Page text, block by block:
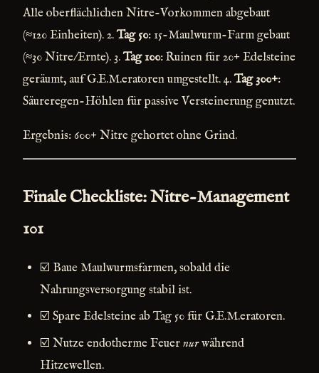
Alle oberflächlichen Nitre-Vorkommen abgebaut
(≈120 Einheiten). 2.Tag 50: 15-Maulwurm-Farm gebaut
(≈30 Nitre/Ernte). 3.Tag 100: Ruinen für 20+ Edelsteine
geräumt, auf G.E.M.eratoren umgestellt. 4.Tag 300+:
Säureregen-Höhlen für passive Versteinerung genutzt.
Ergebnis: 600+ Nitre gehortet ohne Grind.
Finale Checkliste: Nitre-Management
101
☑️ Baue Maulwurmsfarmen, sobald die
Nahrungsversorgung stabil ist.
☑️ Spare Edelsteine ab Tag 50 für G.E.M.eratoren.
☑️ Nutze endotherme Feuernurwährend
Hitzewellen.